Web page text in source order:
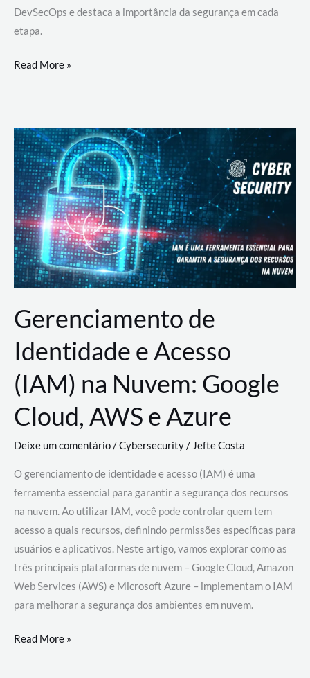
DevSecOps e destaca a importância da segurança em cada
etapa.
DevSecOps
Prática:
Desenvolvimento,
Segurança
e
Operações
Read More »
Gerenciamento de
Identidade e Acesso
(IAM) na Nuvem: Google
Cloud, AWS e Azure
Deixe um comentário/Cybersecurity/ Jefte Costa
O gerenciamento de identidade e acesso (IAM) é uma
ferramenta essencial para garantir a segurança dos recursos
na nuvem. Ao utilizar IAM, você pode controlar quem tem
acesso a quais recursos, definindo permissões específicas para
usuários e aplicativos. Neste artigo, vamos explorar como as
três principais plataformas de nuvem – Google Cloud, Amazon
Web Services (AWS) e Microsoft Azure – implementam o IAM
para melhorar a segurança dos ambientes em nuvem.
Gerenciamento
Read More »